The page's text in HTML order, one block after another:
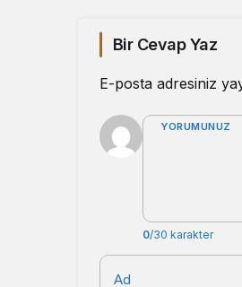
Bir Cevap Yaz
E-posta adresiniz
YORUMUNUZ
0/30 karakter
Ad